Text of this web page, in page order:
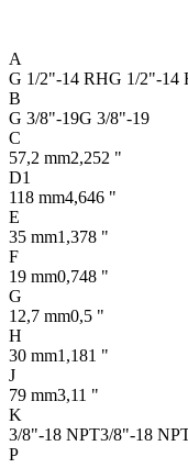
A
G 1/2"-14 RHG 1/2"-14
B
G 3/8"-19G 3/8"-19
C
57,2 mm2,252 "
D1
118 mm4,646 "
E
35 mm1,378 "
F
19 mm0,748 "
G
12,7 mm0,5 "
H
30 mm1,181 "
J
79 mm3,11 "
K
3/8"-18 NPT3/8"-18
P